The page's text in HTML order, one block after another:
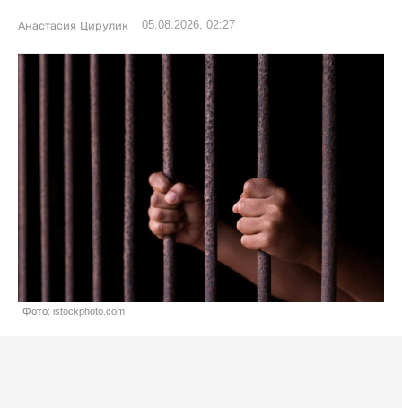
Анастасия Цирулик 05.08.2026, 02:27
Фото: istockphoto.com